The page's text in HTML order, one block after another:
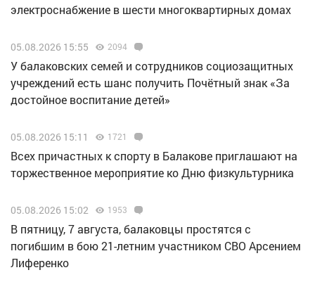
электроснабжение в шести многоквартирных домах
05.08.2026 15:55 2094
У балаковских семей и сотрудников социозащитных
учреждений есть шанс получить Почётный знак «За
достойное воспитание детей»
05.08.2026 15:11 1721
Всех причастных к спорту в Балакове приглашают на
торжественное мероприятие ко Дню физкультурника
05.08.2026 15:02 1953
В пятницу, 7 августа, балаковцы простятся с
погибшим в бою 21-летним участником СВО Арсением
Лиференко